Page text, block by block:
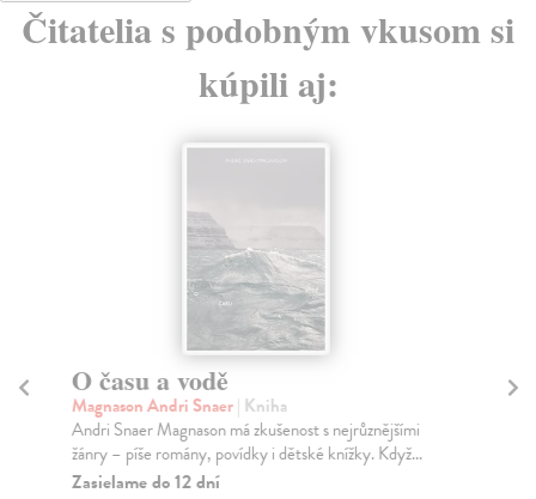
Čitatelia s podobným vkusom si
kúpili aj:
O času a vodě
Magnason Andri Snaer| Kniha
Andri Snaer Magnason má zkušenost s nejrůznějšími
žánry – píše romány, povídky i dětské knížky. Když...
Zasielame do 12 dní